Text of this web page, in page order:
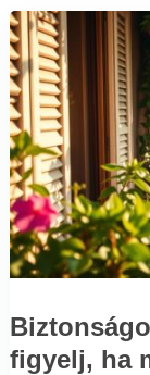
figyelj, ha